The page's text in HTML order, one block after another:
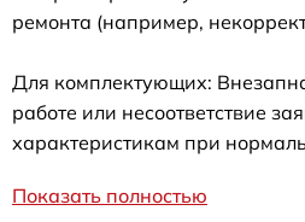
ремонта (например,
Для комплектующих:
работе или несоответствие
характеристикам при
Показать полностью